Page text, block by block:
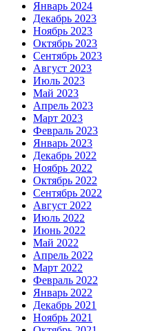
Январь 2024
Декабрь 2023
Ноябрь 2023
Октябрь 2023
Сентябрь 2023
Август 2023
Июль 2023
Май 2023
Апрель 2023
Март 2023
Февраль 2023
Январь 2023
Декабрь 2022
Ноябрь 2022
Октябрь 2022
Сентябрь 2022
Август 2022
Июль 2022
Июнь 2022
Май 2022
Апрель 2022
Март 2022
Февраль 2022
Январь 2022
Декабрь 2021
Ноябрь 2021